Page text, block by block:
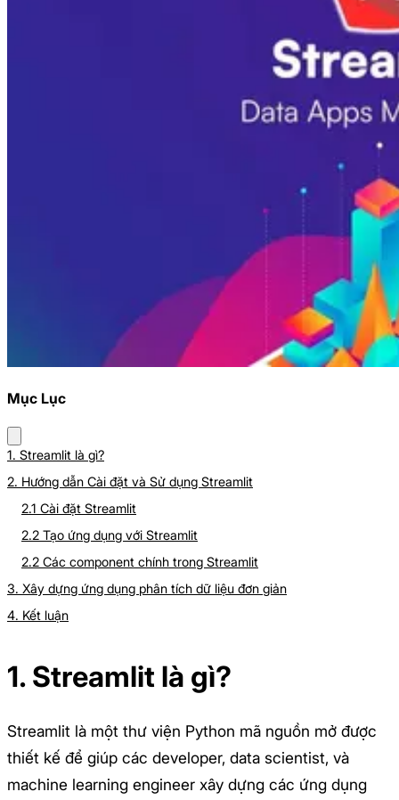
Mục Lục
1. Streamlit là gì?
2. Hướng dẫn Cài đặt và Sử dụng Streamlit
2.1 Cài đặt Streamlit
2.2 Tạo ứng dụng với Streamlit
2.2 Các component chính trong Streamlit
3. Xây dựng ứng dụng phân tích dữ liệu đơn giản
4. Kết luận
1. Streamlit là gì?
Streamlit là một thư viện Python mã nguồn mở được
thiết kế để giúp các developer, data scientist, và
machine learning engineer xây dựng các ứng dụng